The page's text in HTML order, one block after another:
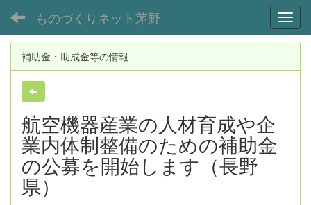
ものづくりネット茅野
補助金・助成金等の情報
航空機器産業の人材育成や企
業内体制整備のための補助金
の公募を開始します（長野
県）